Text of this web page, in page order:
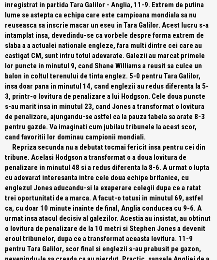
inregistrat in partida Tara Galilor - Anglia, 11-9. Extrem de putina
lume se astepta ca echipa care este campioana mondiala sa nu
reuseasca sa inscrie macar un eseu in Tara Galilor. Acest lucru s-a
intamplat insa, devedindu-se ca vorbele despre forma extrem de
slaba a a actualei nationale engleze, fara multi dintre cei care au
castigat CM, sunt intru totul adevarate. Galezii au marcat primele
lor puncte in minutul 9, cand Shane Williams a reusit sa culce un
balon in coltul terenului de tinta englez. 5-0 pentru Tara Galilor,
insa doar pana in minutul 14, cand englezii au redus diferenta la 5-
3, printr-o lovitura de penalizare a lui Hodgson. Cele doua puncte
s-au marit insa in minutul 23, cand Jones a transformat o lovitura
de penalizare, ajungandu-se astfel ca la pauza tabela sa arate 8-3
pentru gazde. Va imaginati cum jubilau tribunele la acest scor,
cand favoritii lor dominau campionii mondiali.
Repriza secunda nu a debutat tocmai fericit insa pentru cei din
tribune. Acelasi Hodgson a transformat o a doua lovitura de
penalizare in minutul 48 si a redus diferenta la 8-6. A urmat o lupta
cu adevarat interesanta intre cele doua echipe britanice, cu
englezul Jones aducandu-si la exaperare colegii dupa ce a ratat
trei oportunitati de a marca. A facut-o totusi in minutul 69, astfel
ca, cu doar 10 minute inainte de final, Anglia conducea cu 9-6. A
urmat insa atacul decisiv al galezilor. Acestia au insistat, au obtinut
o lovitura de penalizare de la 10 metri si Stephen Jones a devenit
eroul tribunelor, dupa ce a transformat aceasta lovitura. 11-9
pentru Tara Galilor, scor final si englezii s-au prabusit pe gazon,